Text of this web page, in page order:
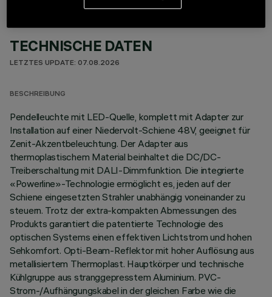
TECHNISCHE DATEN
LETZTES UPDATE: 07.08.2026
BESCHREIBUNG
Pendelleuchte mit LED-Quelle, komplett mit Adapter zur
Installation auf einer Niedervolt-Schiene 48V, geeignet für
Zenit-Akzentbeleuchtung. Der Adapter aus
thermoplastischem Material beinhaltet die DC/DC-
Treiberschaltung mit DALI-Dimmfunktion. Die integrierte
«Powerline»-Technologie ermöglicht es, jeden auf der
Schiene eingesetzten Strahler unabhängig voneinander zu
steuern. Trotz der extra-kompakten Abmessungen des
Produkts garantiert die patentierte Technologie des
optischen Systems einen effektiven Lichtstrom und hohen
Sehkomfort. Opti-Beam-Reflektor mit hoher Auflösung aus
metallisiertem Thermoplast. Hauptkörper und technische
Kühlgruppe aus stranggepresstem Aluminium. PVC-
Strom-/Aufhängungskabel in der gleichen Farbe wie die